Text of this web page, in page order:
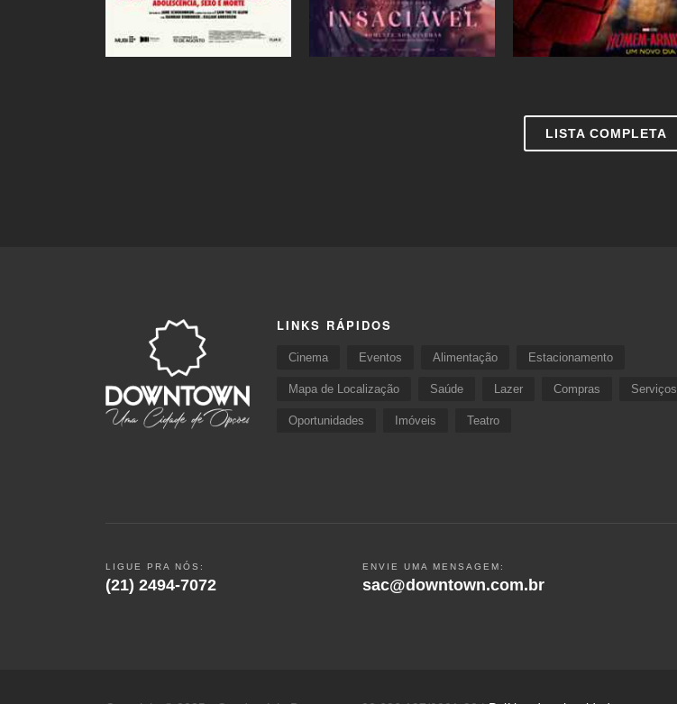
LISTA COMPLETA
LINKS RÁPIDOS
Cinema Eventos Alimentação Estacionamento
Mapa de Localização Saúde Lazer Compras Serviços
Oportunidades Imóveis Teatro
LIGUE PRA NÓS:
(21) 2494-7072
ENVIE UMA MENSAGEM:
sac@downtown.com.br